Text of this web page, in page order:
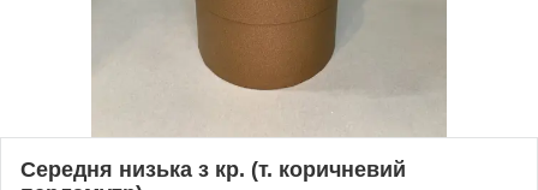
Середня низька з кр. (т. коричневий